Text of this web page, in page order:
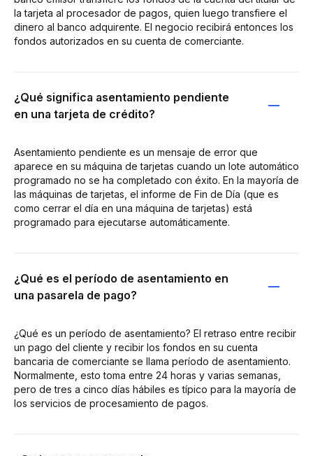
la tarjeta al procesador de pagos, quien luego transfiere el
dinero al banco adquirente. El negocio recibirá entonces los
fondos autorizados en su cuenta de comerciante.
¿Qué significa asentamiento pendiente
en una tarjeta de crédito?
Asentamiento pendiente es un mensaje de error que
aparece en su máquina de tarjetas cuando un lote automático
programado no se ha completado con éxito. En la mayoría de
las máquinas de tarjetas, el informe de Fin de Día (que es
como cerrar el día en una máquina de tarjetas) está
programado para ejecutarse automáticamente.
¿Qué es el período de asentamiento en
una pasarela de pago?
¿Qué es un período de asentamiento? El retraso entre recibir
un pago del cliente y recibir los fondos en su cuenta
bancaria de comerciante se llama período de asentamiento.
Normalmente, esto toma entre 24 horas y varias semanas,
pero de tres a cinco días hábiles es típico para la mayoría de
los servicios de procesamiento de pagos.